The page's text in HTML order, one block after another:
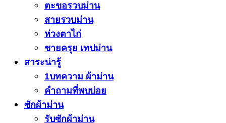
ตะขอรวบม่าน
สายรวบม่าน
ห่วงตาไก่
ชายครุย เทปม่าน
สาระน่ารู้
1บทความ ผ้าม่าน
คำถามที่พบบ่อย
ซักผ้าม่าน
รับซักผ้าม่าน